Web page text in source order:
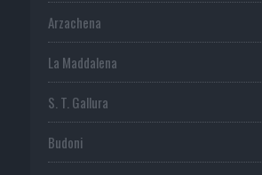
Arzachena
La Maddalena
S. T. Gallura
Budoni